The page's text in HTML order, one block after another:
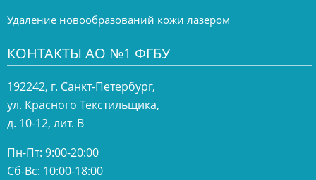
Удаление новообразований кожи лазером
КОНТАКТЫ АО №1 ФГБУ
192242, г. Санкт-Петербург,
ул. Красного Текстильщика,
д. 10-12, лит. В
Пн-Пт: 9:00-20:00
Сб-Вс: 10:00-18:00